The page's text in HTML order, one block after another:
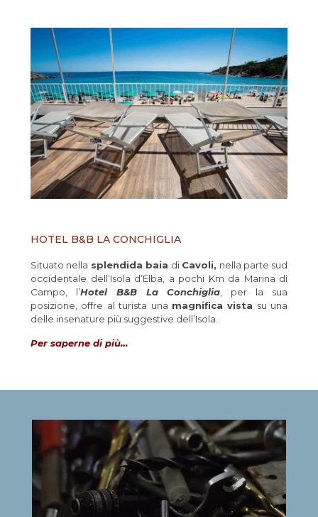
HOTEL B&B LA CONCHIGLIA
Situato nella splendida baia di Cavoli, nella parte sud
occidentale dell’Isola d’Elba, a pochi Km da Marina di
Campo, l’Hotel B&B La Conchiglia , per la sua
posizione, offre al turista una magnifica vista su una
delle insenature più suggestive dell’Isola.
Per saperne di più…